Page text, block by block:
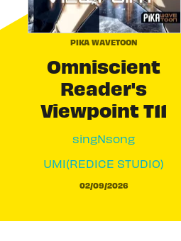
PIKA WAVETOON
Omniscient
Reader's
Viewpoint T11
singNsong
UMI(REDICE STUDIO)
02/09/2026